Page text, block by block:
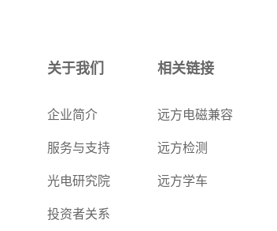
关于我们
企业简介
服务与支持
光电研究院
投资者关系
相关链接
远方电磁兼容
远方检测
远方学车